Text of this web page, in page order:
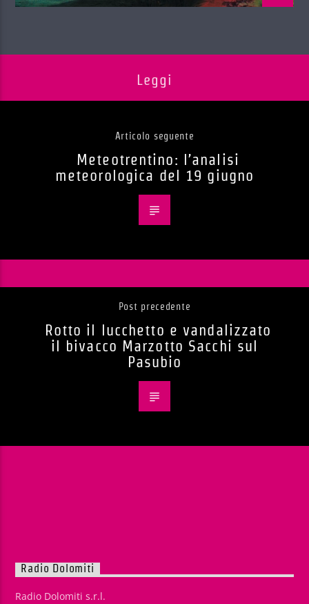
Leggi
Articolo seguente
Meteotrentino: l’analisi
meteorologica del 19 giugno
Post precedente
Rotto il lucchetto e vandalizzato
il bivacco Marzotto Sacchi sul
Pasubio
Radio Dolomiti
Radio Dolomiti s.r.l.